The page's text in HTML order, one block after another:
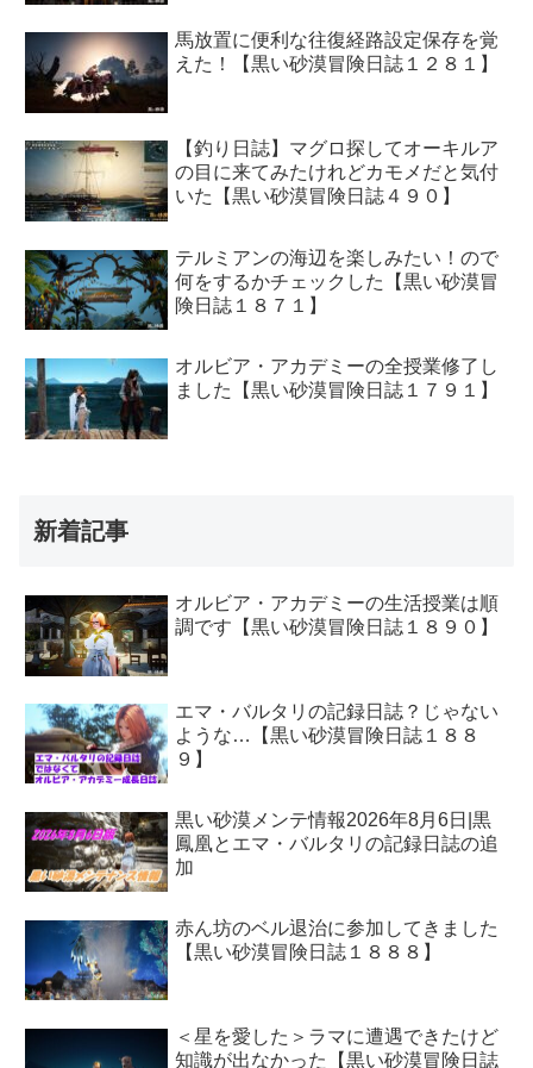
馬放置に便利な往復経路設定保存を覚
えた！【黒い砂漠冒険日誌１２８１】
【釣り日誌】マグロ探してオーキルア
の目に来てみたけれどカモメだと気付
いた【黒い砂漠冒険日誌４９０】
テルミアンの海辺を楽しみたい！ので
何をするかチェックした【黒い砂漠冒
険日誌１８７１】
オルビア・アカデミーの全授業修了し
ました【黒い砂漠冒険日誌１７９１】
新着記事
オルビア・アカデミーの生活授業は順
調です【黒い砂漠冒険日誌１８９０】
エマ・バルタリの記録日誌？じゃない
ような…【黒い砂漠冒険日誌１８８
９】
黒い砂漠メンテ情報2026年8月6日|黒
鳳凰とエマ・バルタリの記録日誌の追
加
赤ん坊のベル退治に参加してきました
【黒い砂漠冒険日誌１８８８】
＜星を愛した＞ラマに遭遇できたけど
知識が出なかった【黒い砂漠冒険日誌